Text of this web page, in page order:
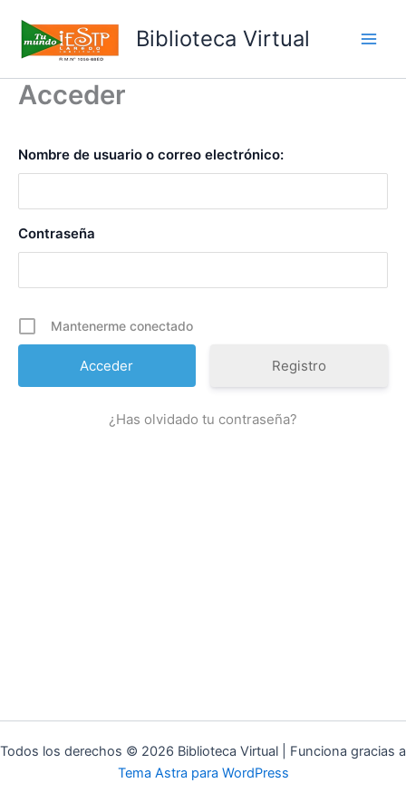
contenido
Biblioteca Virtual
Acceder
Nombre de usuario o correo electrónico:
Contraseña
Mantenerme conectado
Registro
¿Has olvidado tu contraseña?
Todos los derechos © 2026 Biblioteca Virtual | Funciona gracias a
Tema Astra para WordPress